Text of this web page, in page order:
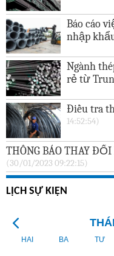
Báo cáo
nhập
Ngành
rẻ từ
Điều tra
14:52:54)
THÔNG BÁO THAY
(30/01/2023 09:22:15)
LỊCH SỰ KIỆN
HAI BA TƯ